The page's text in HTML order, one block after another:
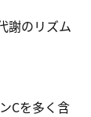
謝のリズム
Cを多く含